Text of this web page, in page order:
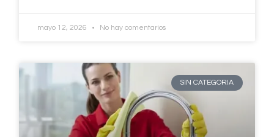
mayo 12, 2026 No hay comentarios
SIN CATEGORIA